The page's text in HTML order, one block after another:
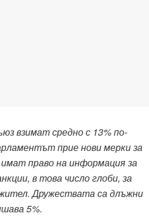
взимат средно с 13% по-
прие нови мерки за
право на информация за
в това число глоби, за
Дружествата са длъжни
5%.